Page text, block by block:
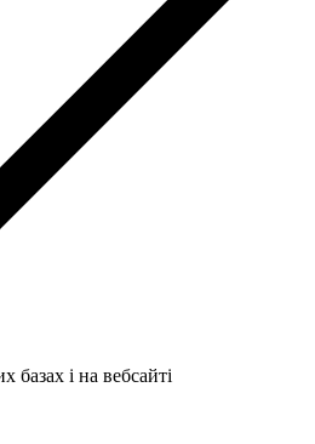
і на вебсайті